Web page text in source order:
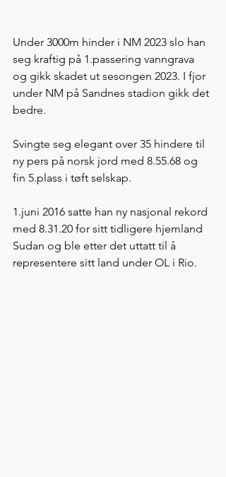
Under 3000m hinder i NM 2023 slo han
seg kraftig på 1.passering vanngrava
og gikk skadet ut sesongen 2023. I fjor
under NM på Sandnes stadion gikk det
bedre.
Svingte seg elegant over 35 hindere til
ny pers på norsk jord med 8.55.68 og
fin 5.plass i tøft selskap.
1.juni 2016 satte han ny nasjonal rekord
med 8.31.20 for sitt tidligere hjemland
Sudan og ble etter det uttatt til å
representere sitt land under OL i Rio.